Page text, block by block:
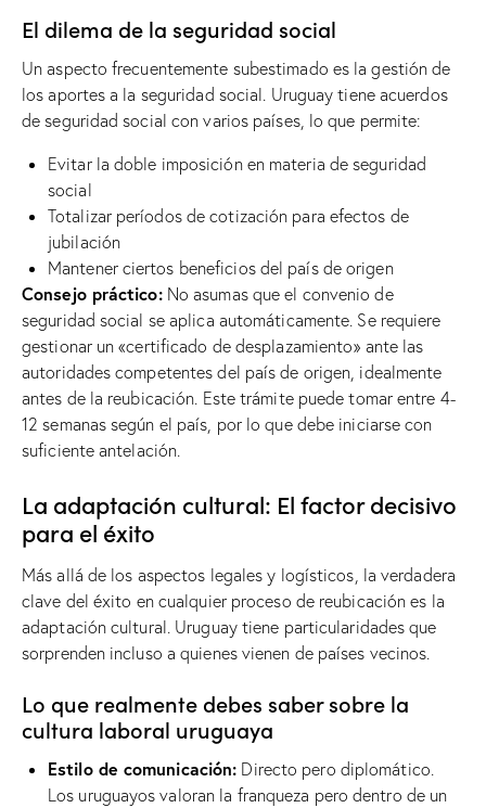
El dilema de la seguridad social
Un aspecto frecuentemente subestimado es la gestión de
los aportes a la seguridad social. Uruguay tiene acuerdos
de seguridad social con varios países, lo que permite:
Evitar la doble imposición en materia de seguridad
social
Totalizar períodos de cotización para efectos de
jubilación
Mantener ciertos beneficios del país de origen
Consejo práctico:No asumas que el convenio de
seguridad social se aplica automáticamente. Se requiere
gestionar un «certificado de desplazamiento» ante las
autoridades competentes del país de origen, idealmente
antes de la reubicación. Este trámite puede tomar entre 4-
12 semanas según el país, por lo que debe iniciarse con
suficiente antelación.
La adaptación cultural: El factor decisivo
para el éxito
Más allá de los aspectos legales y logísticos, la verdadera
clave del éxito en cualquier proceso de reubicación es la
adaptación cultural. Uruguay tiene particularidades que
sorprenden incluso a quienes vienen de países vecinos.
Lo que realmente debes saber sobre la
cultura laboral uruguaya
Estilo de comunicación: Directo pero diplomático.
Los uruguayos valoran la franqueza pero dentro de un